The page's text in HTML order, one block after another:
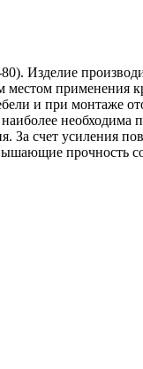
Изделие
применения
и при
За счет усиления
прочность